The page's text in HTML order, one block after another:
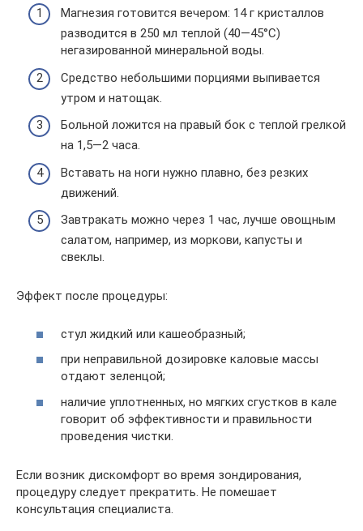
Магнезия готовится вечером: 14 г кристаллов
разводится в 250 мл теплой (40—45°С)
негазированной минеральной воды.
Средство небольшими порциями выпивается
утром и натощак.
Больной ложится на правый бок с теплой грелкой
на 1,5—2 часа.
Вставать на ноги нужно плавно, без резких
движений.
Завтракать можно через 1 час, лучше овощным
салатом, например, из моркови, капусты и
свеклы.
Эффект после процедуры:
стул жидкий или кашеобразный;
при неправильной дозировке каловые массы
отдают зеленцой;
наличие уплотненных, но мягких сгустков в кале
говорит об эффективности и правильности
проведения чистки.
Если возник дискомфорт во время зондирования,
процедуру следует прекратить. Не помешает
консультация специалиста.